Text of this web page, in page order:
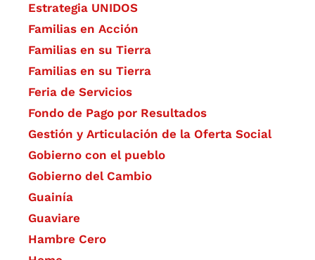
Estrategia UNIDOS
Familias en Acción
Familias en su Tierra
Familias en su Tierra
Feria de Servicios
Fondo de Pago por Resultados
Gestión y Articulación de la Oferta Social
Gobierno con el pueblo
Gobierno del Cambio
Guainía
Guaviare
Hambre Cero